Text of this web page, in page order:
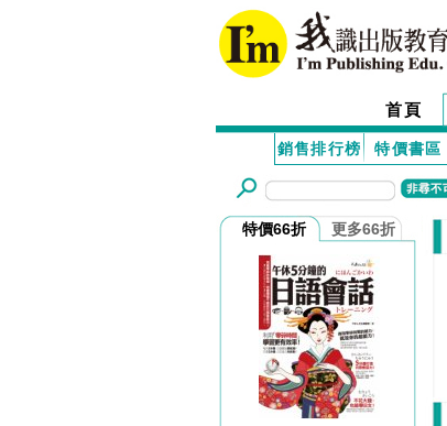
首頁
銷售排行榜 特價書區
特價66折 更多66折